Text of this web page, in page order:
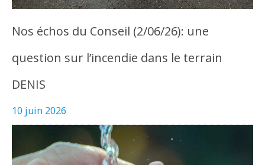
Nos échos du Conseil (2/06/26): une
question sur l’incendie dans le terrain
DENIS
10 juin 2026